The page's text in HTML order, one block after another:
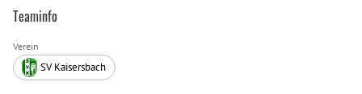
Teaminfo
Verein
SV Kaisersbach